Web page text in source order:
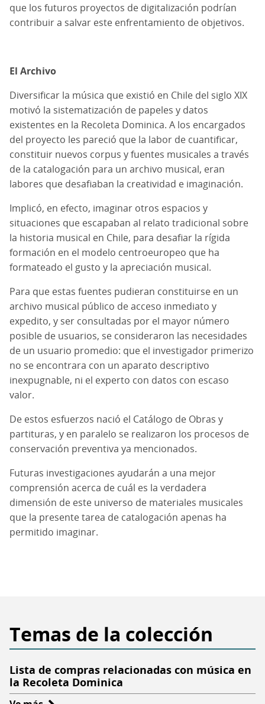
que los futuros proyectos de digitalización podrían
contribuir a salvar este enfrentamiento de objetivos.
El Archivo
Diversificar la música que existió en Chile del siglo XIX
motivó la sistematización de papeles y datos
existentes en la Recoleta Dominica. A los encargados
del proyecto les pareció que la labor de cuantificar,
constituir nuevos corpus y fuentes musicales a través
de la catalogación para un archivo musical, eran
labores que desafiaban la creatividad e imaginación.
Implicó, en efecto, imaginar otros espacios y
situaciones que escapaban al relato tradicional sobre
la historia musical en Chile, para desafiar la rígida
formación en el modelo centroeuropeo que ha
formateado el gusto y la apreciación musical.
Para que estas fuentes pudieran constituirse en un
archivo musical público de acceso inmediato y
expedito, y ser consultadas por el mayor número
posible de usuarios, se consideraron las necesidades
de un usuario promedio: que el investigador primerizo
no se encontrara con un aparato descriptivo
inexpugnable, ni el experto con datos con escaso
valor.
De estos esfuerzos nació el Catálogo de Obras y
partituras, y en paralelo se realizaron los procesos de
conservación preventiva ya mencionados.
Futuras investigaciones ayudarán a una mejor
comprensión acerca de cuál es la verdadera
dimensión de este universo de materiales musicales
que la presente tarea de catalogación apenas ha
permitido imaginar.
Temas de la colección
Lista de compras relacionadas con música en
la Recoleta Dominica